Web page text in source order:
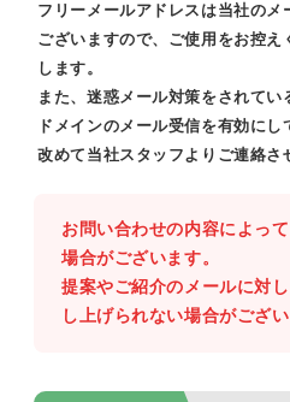
フリーメールアドレスは当社の
ございますので、ご使用をお控え
します。
また、迷惑メール対策をされてい
ドメインのメール受信を有効にし
改めて当社スタッフよりご連絡さ
お問い合わせの内容によっ
場合がございます。
提案やご紹介のメールに対
し上げられない場合がござい